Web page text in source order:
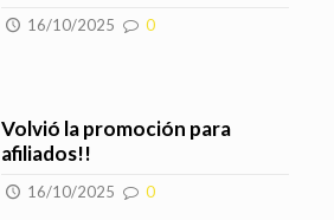
16/10/2025 0
Volvió la promoción para
afiliados!!
16/10/2025 0